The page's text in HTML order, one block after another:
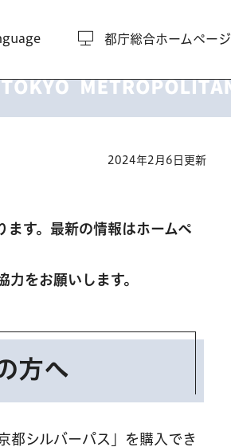
都庁総合ホームページ
2024年2月6日更新
す。最新の情報はホームペ
をお願いします。
方へ
都シルバーパス」を購入でき